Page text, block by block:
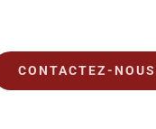
CONTACTEZ-NOUS